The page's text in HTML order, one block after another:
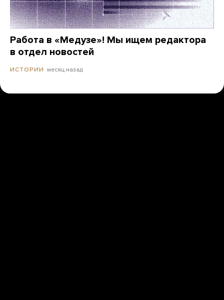
Работа в «Медузе»! Мы ищем редактора
в отдел новостей
ИСТОРИИ месяц назад